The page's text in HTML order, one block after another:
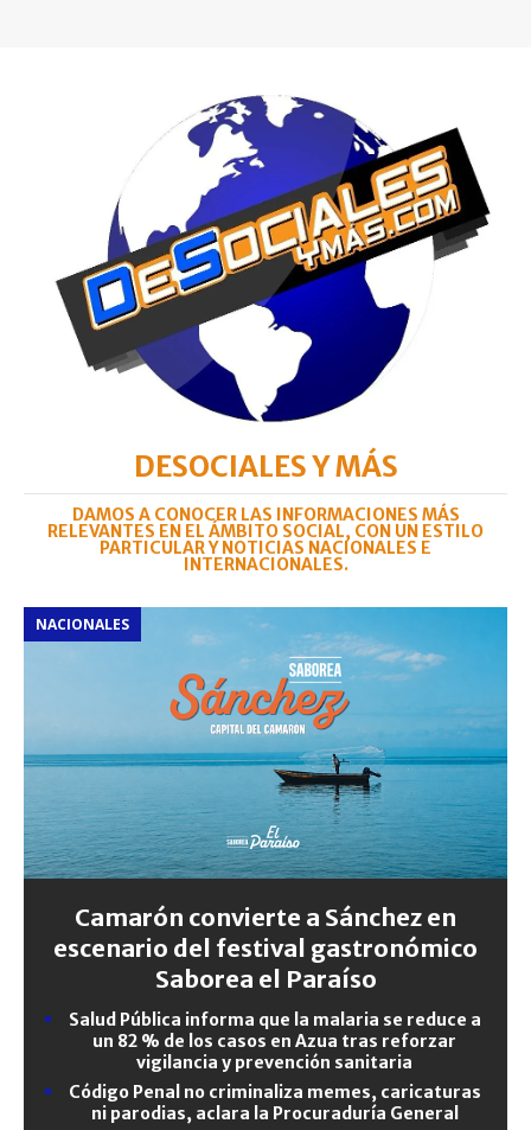
DESOCIALES Y MÁS
DAMOS A CONOCER LAS INFORMACIONES MÁS
RELEVANTES EN EL ÁMBITO SOCIAL, CON UN ESTILO
PARTICULAR Y NOTICIAS NACIONALES E
INTERNACIONALES.
NACIONALES
Camarón convierte a Sánchez en
escenario del festival gastronómico
Saborea el Paraíso
Salud Pública informa que la malaria se reduce a
un 82 % de los casos en Azua tras reforzar
vigilancia y prevención sanitaria
Código Penal no criminaliza memes, caricaturas
ni parodias, aclara la Procuraduría General